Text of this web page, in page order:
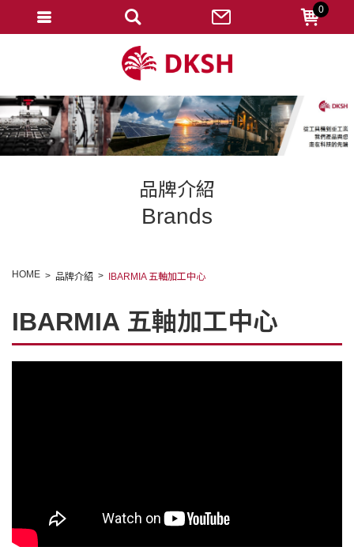
品牌介紹
Brands
HOME 品牌介紹 IBARMIA 五軸加工中心
IBARMIA 五軸加工中心
0
忘記密碼
變更密碼
修改個人資料
匯款通知